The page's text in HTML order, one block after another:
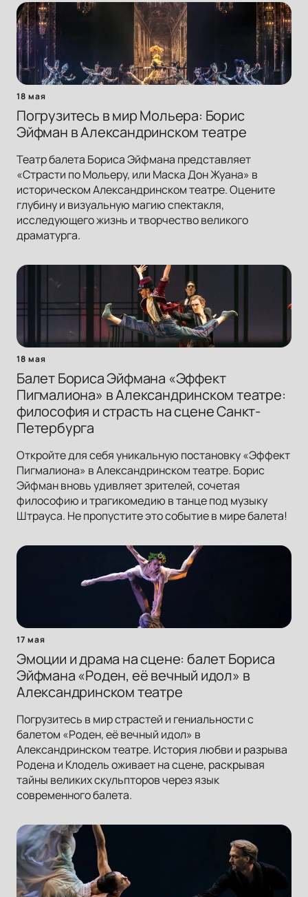
18 мая
Погрузитесь в мир Мольера: Борис
Эйфман в Александринском театре
Театр балета Бориса Эйфмана представляет
«Страсти по Мольеру, или Маска Дон Жуана» в
историческом Александринском театре. Оцените
глубину и визуальную магию спектакля,
исследующего жизнь и творчество великого
драматурга.
18 мая
Балет Бориса Эйфмана «Эффект
Пигмалиона» в Александринском театре:
философия и страсть на сцене Санкт-
Петербурга
Откройте для себя уникальную постановку «Эффект
Пигмалиона» в Александринском театре. Борис
Эйфман вновь удивляет зрителей, сочетая
философию и трагикомедию в танце под музыку
Штрауса. Не пропустите это событие в мире балета!
17 мая
Эмоции и драма на сцене: балет Бориса
Эйфмана «Роден, её вечный идол» в
Александринском театре
Погрузитесь в мир страстей и гениальности с
балетом «Роден, её вечный идол» в
Александринском театре. История любви и разрыва
Родена и Клодель оживает на сцене, раскрывая
тайны великих скульпторов через язык
современного балета.